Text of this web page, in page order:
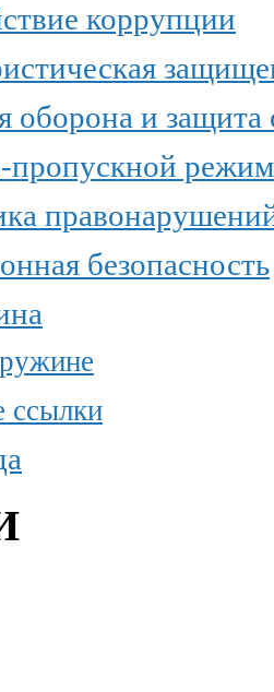
коррупции
оборона и
пропускной режим
безопасность
ссылки